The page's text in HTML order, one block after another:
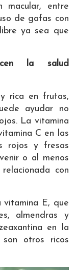
macular, entre
de gafas con
ya sea que
la salud
rica en frutas,
ayudar no
La vitamina
C en las
rojos y fresas
o al menos
con
E, que
almendras y
en la
son otros ricos